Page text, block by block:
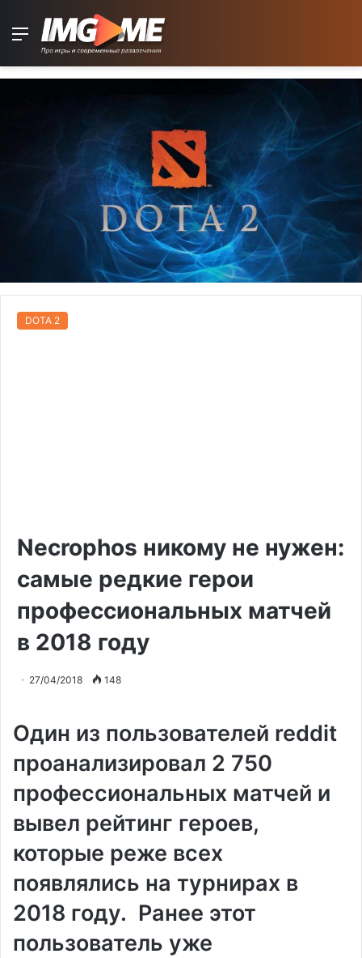
Menu
DOTA 2
Necrophos никому не нужен:
самые редкие герои
профессиональных матчей
в 2018 году
27/04/2018 148
Один из пользователей reddit
проанализировал 2 750
профессиональных матчей и
вывел рейтинг героев,
которые реже всех
появлялись на турнирах в
2018 году. Ранее этот
пользователь уже